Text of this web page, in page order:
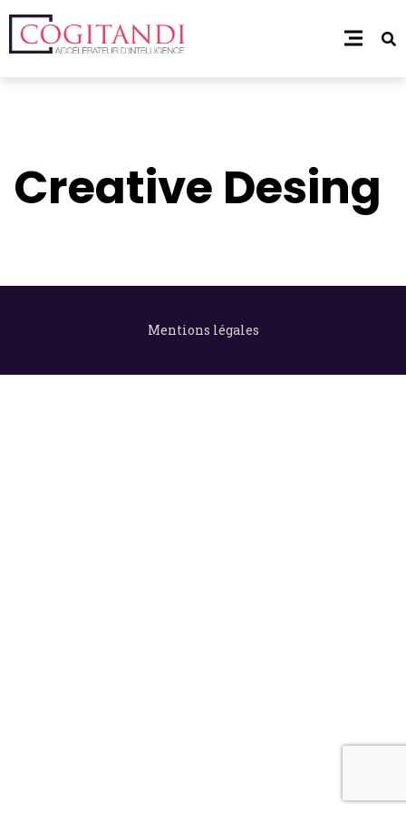
Creative Desing
Mentions légales